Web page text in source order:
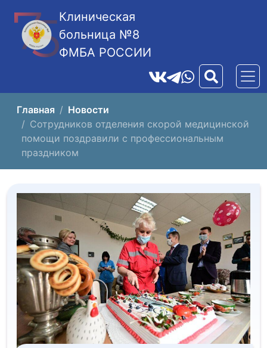
Клиническая
больница №8
ФМБА РОССИИ
Главная
Новости
Сотрудников отделения скорой медицинской
помощи поздравили с профессиональным
праздником